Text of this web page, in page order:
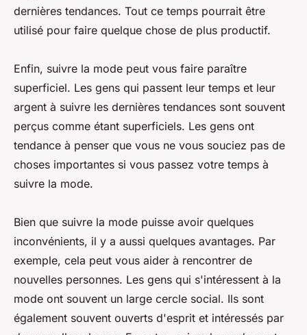
dernières tendances. Tout ce temps pourrait être
utilisé pour faire quelque chose de plus productif.
Enfin, suivre la mode peut vous faire paraître
superficiel. Les gens qui passent leur temps et leur
argent à suivre les dernières tendances sont souvent
perçus comme étant superficiels. Les gens ont
tendance à penser que vous ne vous souciez pas de
choses importantes si vous passez votre temps à
suivre la mode.
Bien que suivre la mode puisse avoir quelques
inconvénients, il y a aussi quelques avantages. Par
exemple, cela peut vous aider à rencontrer de
nouvelles personnes. Les gens qui s'intéressent à la
mode ont souvent un large cercle social. Ils sont
également souvent ouverts d'esprit et intéressés par